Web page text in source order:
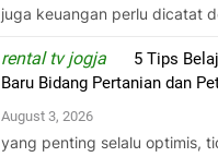
juga keuangan perlu dicatat
rental tv jogja
5 Tips
Baru Bidang Pertanian dan
August 3, 2026
yang penting selalu optimis,